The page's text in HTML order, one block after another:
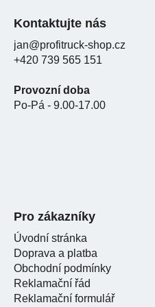
Kontaktujte nás
jan@profitruck-shop.cz
+420 739 565 151
Provozní doba
Po-Pá - 9.00-17.00
Pro zákazníky
Úvodní stránka
Doprava a platba
Obchodní podmínky
Reklamační řád
Reklamační formulář